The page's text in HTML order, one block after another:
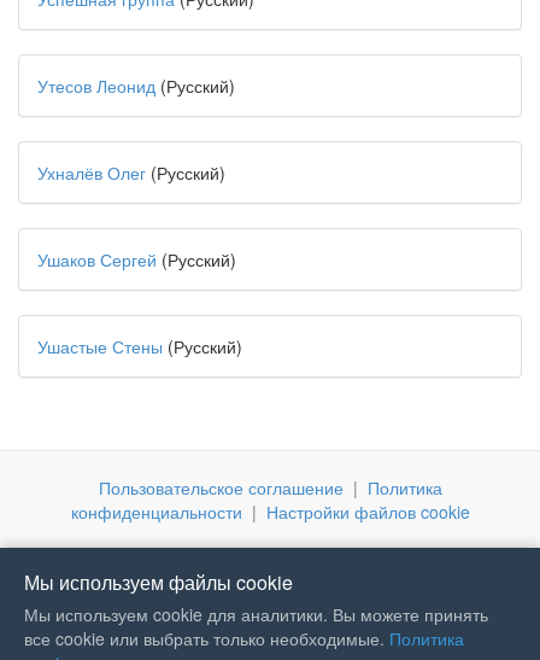
Утесов Леонид (Русский)
Ухналёв Олег (Русский)
Ушаков Сергей (Русский)
Ушастые Стены (Русский)
Пользовательское соглашение | Политика
конфиденциальности | Настройки файлов cookie
Мы используем файлы cookie
Мы используем cookie для аналитики. Вы можете принять
все cookie или выбрать только необходимые. Политика